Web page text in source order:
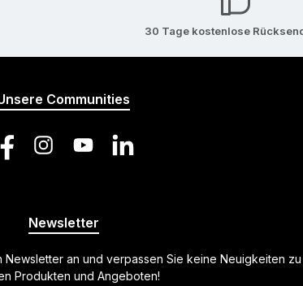
30 Tage kostenlose
Communities
InstagramYouTube LinkedIn
Newsletter
an und verpassen Sie keine Neuigkeiten zu
Produkten und Angeboten!